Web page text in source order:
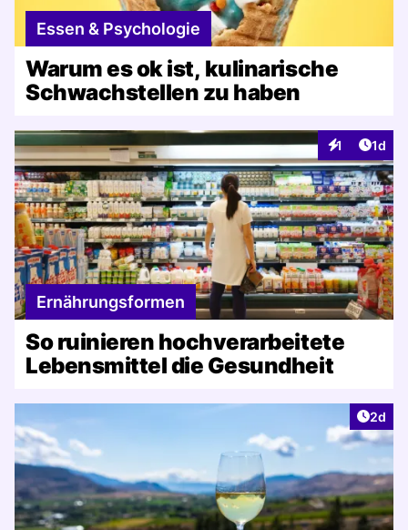
Essen & Psychologie
Warum es ok ist, kulinarische
Schwachstellen zu haben
1
Interaktionen
1d
Ernährungsformen
So ruinieren hochverarbeitete
Lebensmittel die Gesundheit
2d